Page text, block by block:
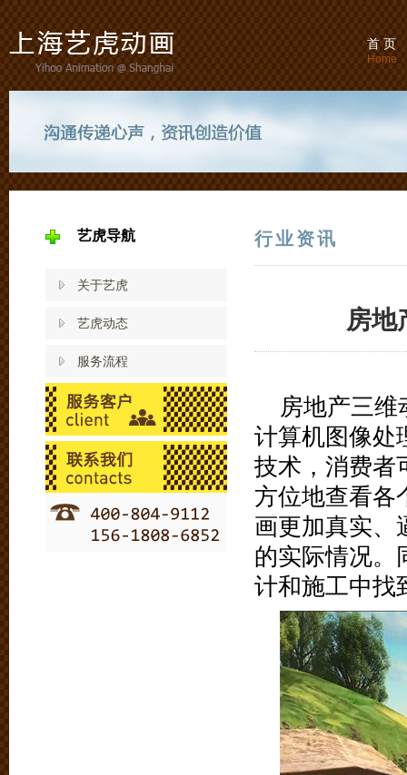
首 页
Home
艺虎导航
关于艺虎
艺虎动态
服务流程
行业资讯
房地
房地产三
计算机图像处
技术，消费者
方位地查看各
画更加真实、
的实际情况。
计和施工中找